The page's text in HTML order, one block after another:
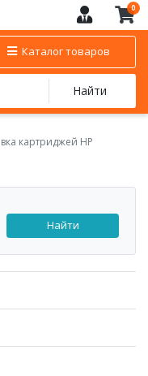
0
Каталог товаров
Найти
картриджей HP
Найти